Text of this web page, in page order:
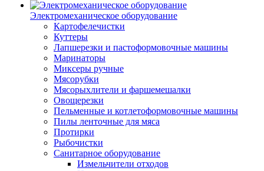
Электромеханическое оборудование
Картофелечистки
Куттеры
Лапшерезки и пастоформовочные машины
Маринаторы
Миксеры ручные
Мясорубки
Мясорыхлители и фаршемешалки
Овощерезки
Пельменные и котлетоформовочные машины
Пилы ленточные для мяса
Протирки
Рыбочистки
Санитарное оборудование
Измельчители отходов